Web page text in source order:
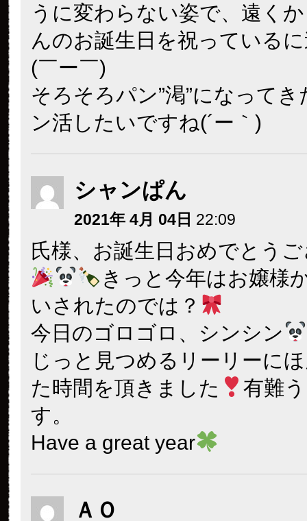
うに変わらない姿で、遠く
んのお誕生日を祝っている
(￣ー￣)
そろそろパン”渇”になって
ン活したいですね(´ー｀)
シャンぱん
2021年 4月 04日 22:09
氏様、お誕生日おめでとう
きっと今年はお嬢様
いされたのでは？
今日のゴロゴロ、シンシン
じっと見つめるリーリーに
た時間を頂きました
有難
す。
Have a great year
ＡＯ